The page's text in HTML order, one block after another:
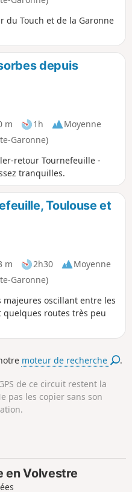
du Touch et de la Garonne
depuis
m 1h
Moyenne
Garonne)
retour Tournefeuille -
tranquilles.
Toulouse et
m 2h30
Moyenne
Garonne)
oscillant entre les
quelques routes très peu
moteur de recherche .
de ce circuit restent la
pas les copier sans son
en Volvestre